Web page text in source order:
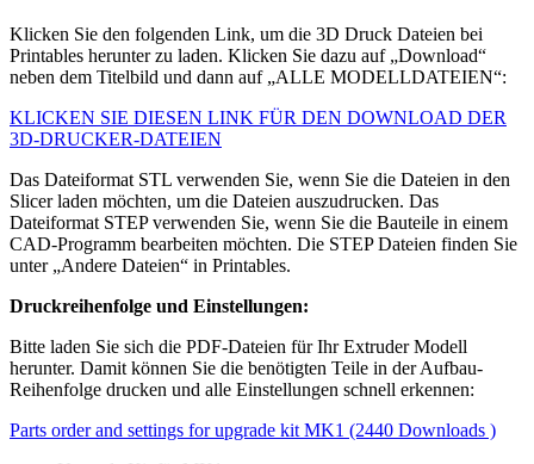
Klicken Sie den folgenden Link, um die 3D Druck Dateien bei
Printables herunter zu laden. Klicken Sie dazu auf „Download“
neben dem Titelbild und dann auf „ALLE MODELLDATEIEN“:
KLICKEN SIE DIESEN LINK FÜR DEN DOWNLOAD DER
3D-DRUCKER-DATEIEN
Das Dateiformat STL verwenden Sie, wenn Sie die Dateien in den
Slicer laden möchten, um die Dateien auszudrucken. Das
Dateiformat STEP verwenden Sie, wenn Sie die Bauteile in einem
CAD-Programm bearbeiten möchten. Die STEP Dateien finden Sie
unter „Andere Dateien“ in Printables.
Druckreihenfolge und Einstellungen:
Bitte laden Sie sich die PDF-Dateien für Ihr Extruder Modell
herunter. Damit können Sie die benötigten Teile in der Aufbau-
Reihenfolge drucken und alle Einstellungen schnell erkennen:
Parts order and settings for upgrade kit MK1 (2440 Downloads )